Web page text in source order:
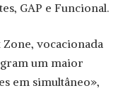
GAP e Funcional.
Zone, vocacionada
um maior
em simultâneo»,